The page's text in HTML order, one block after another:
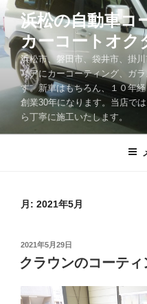
ン
テ
ン
へ
浜松の自動車コ
カーコートオク
浜松市、磐田市、袋井市、掛
リアにカーコーティング、ガ
す。新車はもちろん、１０年
創業30年になります。当店で
ら丁寧に施工いたします。
月: 2021年5月
投
稿
日:
2021年5月29日
クラウンのコーティ